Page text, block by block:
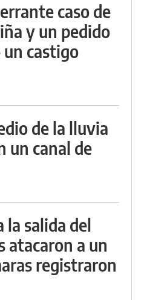
caso de
y un pedido
un castigo
de la lluvia
un canal de
la salida del
atacaron a un
registraron